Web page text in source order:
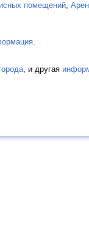
помещений,
.
, и другая